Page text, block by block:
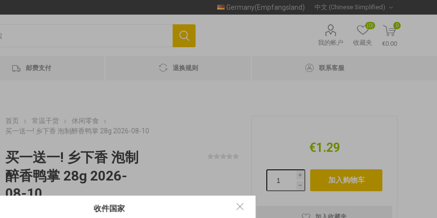
Germany(Empfangsland)
我的帐户 收藏夹
(0) 0
€0.00
邮费支付 退换规则 联系客服
首页 常温干货
休闲零食
买一送一! 乡下香 泡制醉香鸭掌 28g 2026-08-10
买一送一! 乡下香 泡制
醉香鸭掌 28g 2026-
08-10
€1.29
i
h
收件国家